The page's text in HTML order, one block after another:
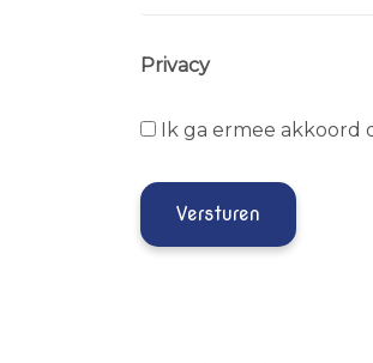
Privacy
Ik ga ermee akkoord